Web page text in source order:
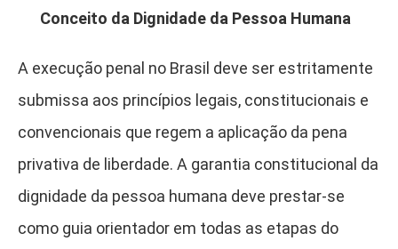
Conceito da Dignidade da Pessoa Humana
A execução penal no Brasil deve ser estritamente
submissa aos princípios legais, constitucionais e
convencionais que regem a aplicação da pena
privativa de liberdade. A garantia constitucional da
dignidade da pessoa humana deve prestar-se
como guia orientador em todas as etapas do